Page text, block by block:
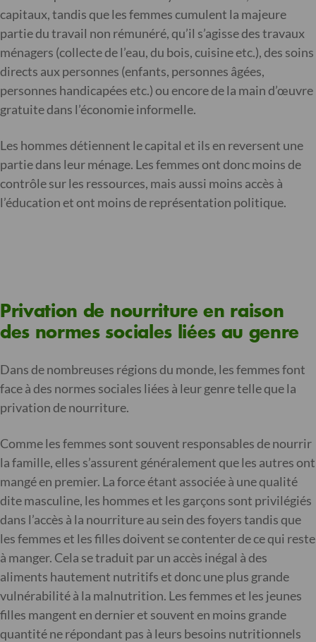
capitaux, tandis que les femmes cumulent la majeure
partie du travail non rémunéré, qu’il s’agisse des travaux
ménagers (collecte de l’eau, du bois, cuisine etc.), des soins
directs aux personnes (enfants, personnes âgées,
personnes handicapées etc.) ou encore de la main d’œuvre
gratuite dans l’économie informelle.
Les hommes détiennent le capital et ils en reversent une
partie dans leur ménage. Les femmes ont donc moins de
contrôle sur les ressources, mais aussi moins accès à
l’éducation et ont moins de représentation politique.
Privation de nourriture en raison
des normes sociales liées au genre
Dans de nombreuses régions du monde, les femmes font
face à des normes sociales liées à leur genre telle que la
privation de nourriture.
Comme les femmes sont souvent responsables de nourrir
la famille, elles s’assurent généralement que les autres ont
mangé en premier. La force étant associée à une qualité
dite masculine, les hommes et les garçons sont privilégiés
dans l’accès à la nourriture au sein des foyers tandis que
les femmes et les filles doivent se contenter de ce qui reste
à manger. Cela se traduit par un accès inégal à des
aliments hautement nutritifs et donc une plus grande
vulnérabilité à la malnutrition. Les femmes et les jeunes
filles mangent en dernier et souvent en moins grande
quantité ne répondant pas à leurs besoins nutritionnels